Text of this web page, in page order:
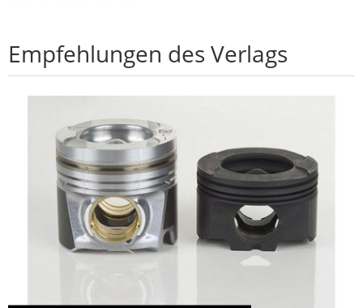
Empfehlungen des Verlags